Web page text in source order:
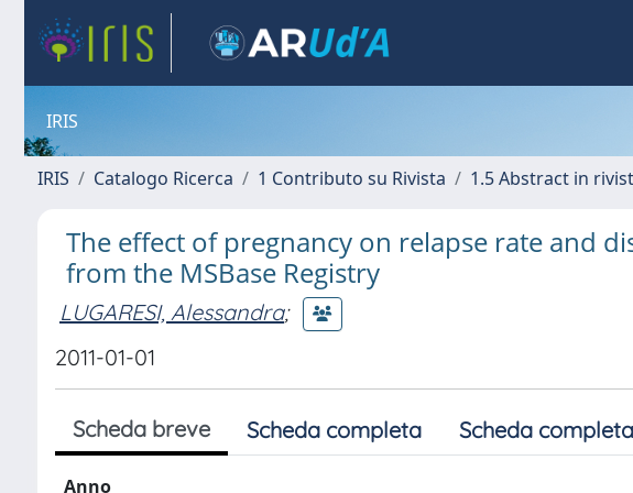
IRIS
IRIS Catalogo Ricerca 1 Contributo su Rivista 1.5 Abstract in
The effect of pregnancy on relapse rate and
from the MSBase Registry
LUGARESI, Alessandra;
2011-01-01
Scheda breve Scheda completa Scheda
Anno